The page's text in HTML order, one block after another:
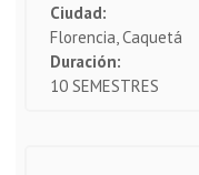
Ciudad:
Florencia, Caquetá
Duración:
10 SEMESTRES